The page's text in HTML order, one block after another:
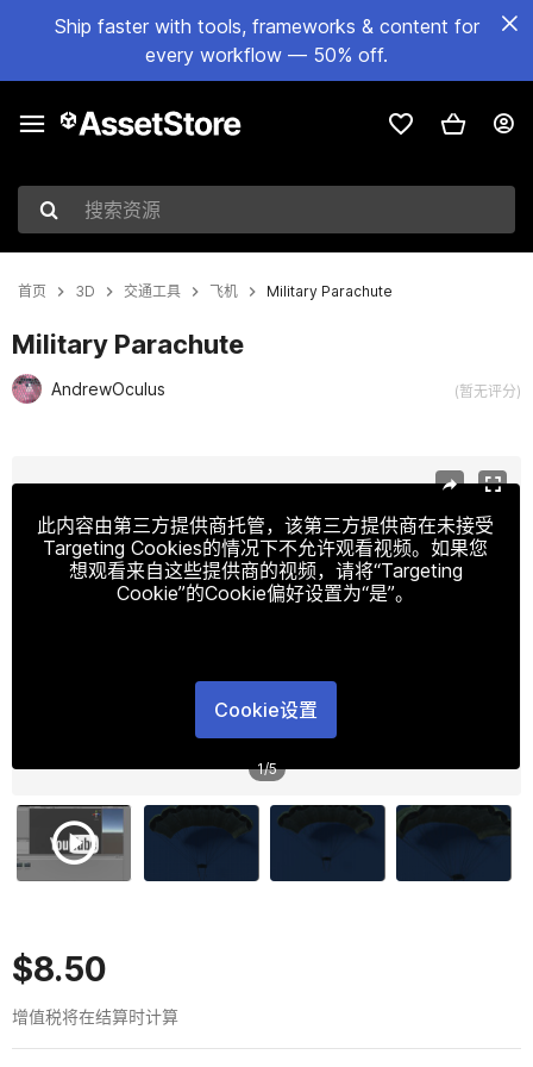
Ship faster with tools, frameworks & content for
every workflow — 50% off.
搜索资源
首页 3D 交通工具 飞机 Military Parachute
Military Parachute
AndrewOculus (暂无评分)
此内容由第三方提供商托管，该第三方提供商在未接受
Targeting Cookies的情况下不允许观看视频。如果您
想观看来自这些提供商的视频，请将“Targeting
Cookie”的Cookie偏好设置为“是”。
Cookie设置
1/5
$8.50
增值税将在结算时计算